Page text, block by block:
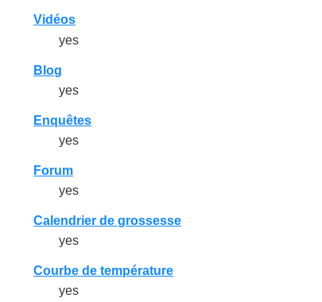
Vidéos
yes
Blog
yes
Enquêtes
yes
Forum
yes
Calendrier de grossesse
yes
Courbe de température
yes